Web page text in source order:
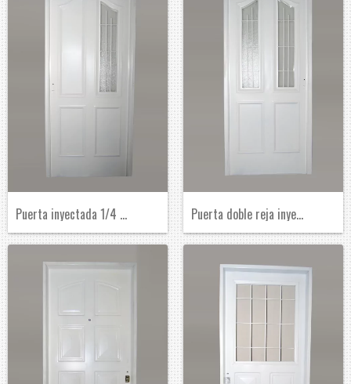
Puerta inyectada 1/4 de reja Puerta doble reja inyectada